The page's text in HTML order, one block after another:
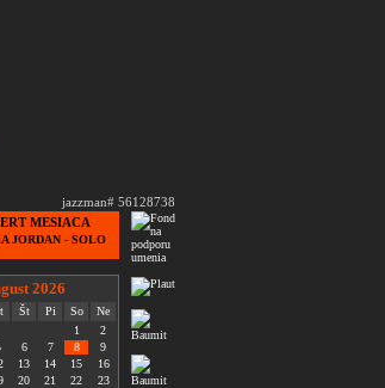
jazzman# 56128738
MESIACA
2026
Št Pi So
Ne
1
2
6 7 8
9
13 14 15
16
20 21 22
23